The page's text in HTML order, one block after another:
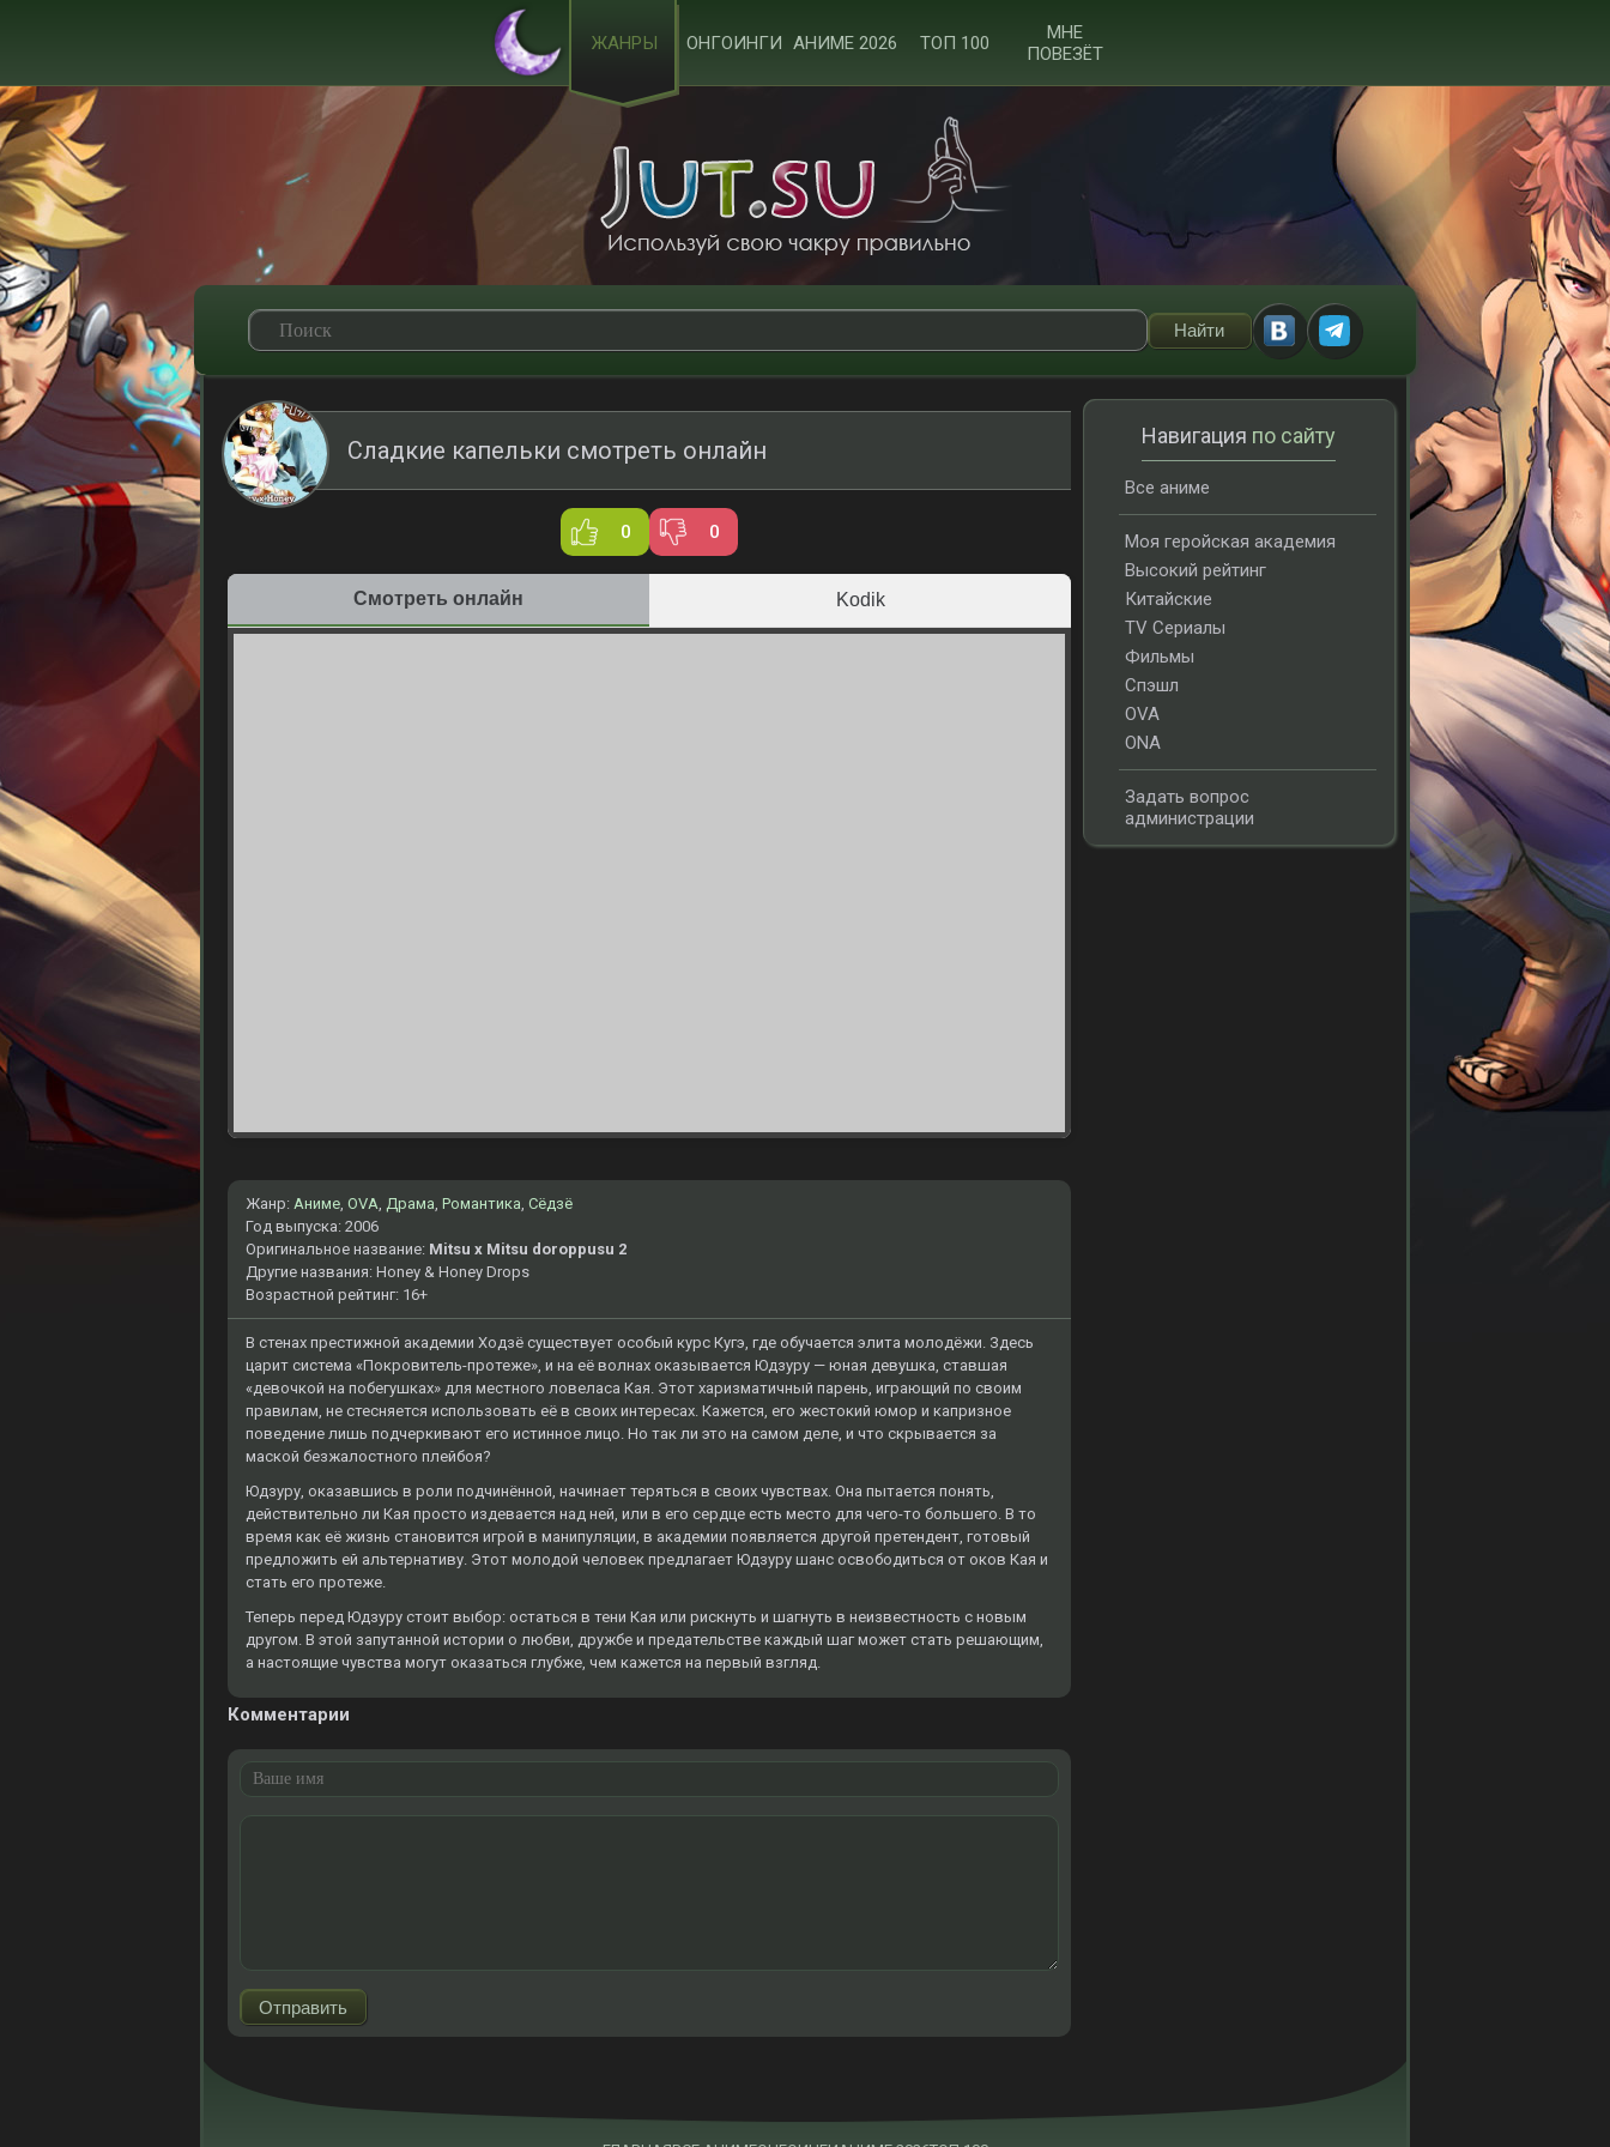
ЖАНРЫ ОНГОИНГИ АНИМЕ 2026 ТОП 100
МНЕ
ПОВЕЗЁТ
Сладкие капельки смотреть онлайн
0 0
Смотреть онлайн Kodik
Жанр: Аниме, OVA, Драма, Романтика, Сёдзё
Год выпуска: 2006
Оригинальное название: Mitsu x Mitsu doroppusu 2
Другие названия: Honey & Honey Drops
Возрастной рейтинг: 16+
В стенах престижной академии Ходзё существует особый курс Кугэ, где обучается элита молодёжи. Здесь
царит система «Покровитель-протеже», и на её волнах оказывается Юдзуру — юная девушка, ставшая
«девочкой на побегушках» для местного ловеласа Кая. Этот харизматичный парень, играющий по своим
правилам, не стесняется использовать её в своих интересах. Кажется, его жестокий юмор и капризное
поведение лишь подчеркивают его истинное лицо. Но так ли это на самом деле, и что скрывается за
маской безжалостного плейбоя?
Юдзуру, оказавшись в роли подчинённой, начинает теряться в своих чувствах. Она пытается понять,
действительно ли Кая просто издевается над ней, или в его сердце есть место для чего-то большего. В то
время как её жизнь становится игрой в манипуляции, в академии появляется другой претендент, готовый
предложить ей альтернативу. Этот молодой человек предлагает Юдзуру шанс освободиться от оков Кая и
стать его протеже.
Теперь перед Юдзуру стоит выбор: остаться в тени Кая или рискнуть и шагнуть в неизвестность с новым
другом. В этой запутанной истории о любви, дружбе и предательстве каждый шаг может стать решающим,
а настоящие чувства могут оказаться глубже, чем кажется на первый взгляд.
Комментарии
Навигация по сайту
Все аниме
Моя геройская академия
Высокий рейтинг
Китайские
TV Сериалы
Фильмы
Спэшл
OVA
ONA
Задать вопрос
администрации